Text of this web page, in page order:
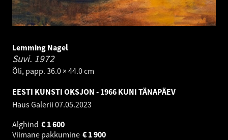
Lemming Nagel
Suvi. 1972
Õli, papp. 36.0 × 44.0 cm
EESTI KUNSTI OKSJON - 1966 KUNI TÄNAPÄEV
Haus Galerii 07.05.2023
Alghind
1 600
€
Viimane pakkumine
1 900
€